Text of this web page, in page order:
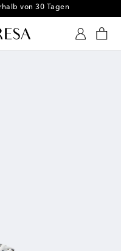
von 30 Tagen